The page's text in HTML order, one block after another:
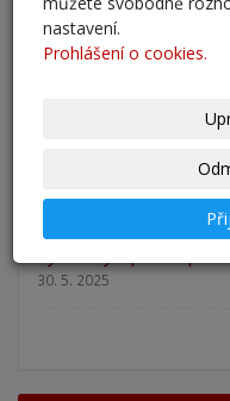
29. 8. 2025
Zahájení školního
30. 5. 2025
nastavení.
Prohlášení o cookies.